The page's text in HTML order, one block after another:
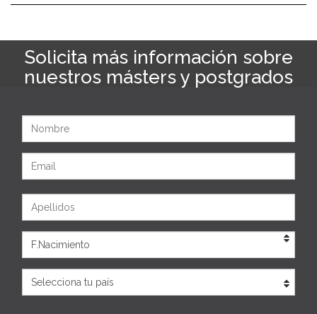
Solicita más información sobre
nuestros másters y postgrados